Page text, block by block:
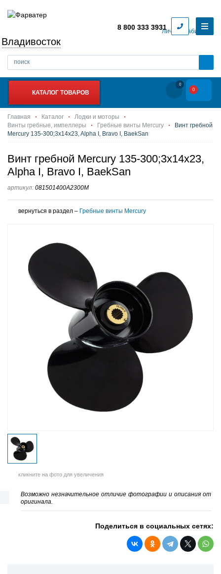
Личный кабинет
Владивосток
8 800 333 3931
КАТАЛОГ ТОВАРОВ
0
0
Главная Каталог
Лодки и моторы
Винты гребные, импеллеры
Гребные винты Mercury
Винт гребной
Mercury 135-300;3x14x23, Alpha I, Bravo I, BaekSan
Винт гребной Mercury 135-300;3x14x23,
Alpha I, Bravo I, BaekSan
артикул: 081501400A2300M
вернуться в раздел – Гребные винты Mercury
кликните на фото для увеличения
Возможно незначительное отличие фотографии и описания от
оригинала.
Поделиться в социальных сетях: